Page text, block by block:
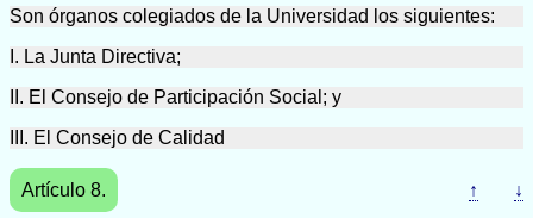
Son órganos colegiados de la Universidad los siguientes:
I. La Junta Directiva;
II. El Consejo de Participación Social; y
III. El Consejo de Calidad
Artículo 8. ↑ ↓